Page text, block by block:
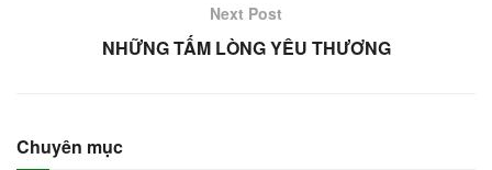
Next Post
NHỮNG TẤM LÒNG YÊU THƯƠNG
Chuyên mục